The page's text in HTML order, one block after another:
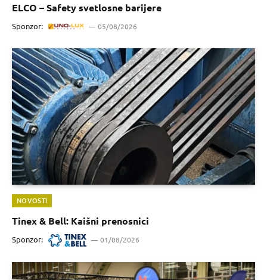
ELCO – Safety svetlosne barijere
Sponzor: 05/08/2026
NOVOSTI
Tinex & Bell: Kaišni prenosnici
Sponzor: 01/08/2026